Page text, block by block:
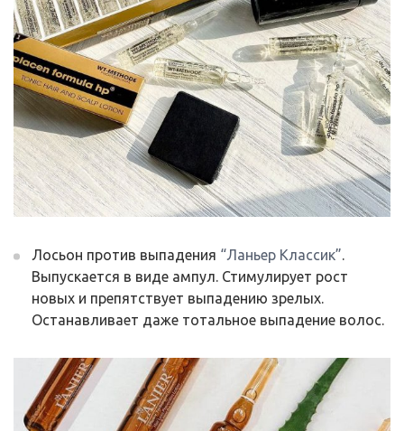
Лосьон против выпадения “Ланьер Классик”.
Выпускается в виде ампул. Стимулирует рост
новых и препятствует выпадению зрелых.
Останавливает даже тотальное выпадение волос.